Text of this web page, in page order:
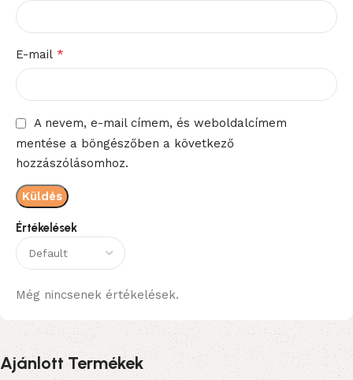
Értékelések
Még nincsenek értékelések.
E-mail *
A nevem, e-mail címem, és weboldalcímem
mentése a böngészőben a következő
hozzászólásomhoz.
Ajánlott Termékek